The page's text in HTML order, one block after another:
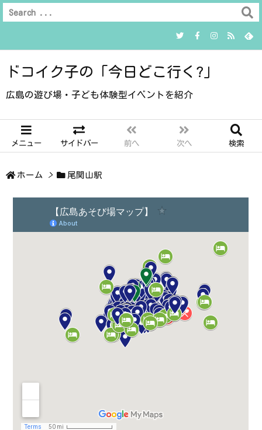
ドコイク子の「今日どこ行く?」
広島の遊び場・子ども体験型イベントを紹介
メニュー サイドバー 前へ 次へ 検索
ホーム > 尾関山駅